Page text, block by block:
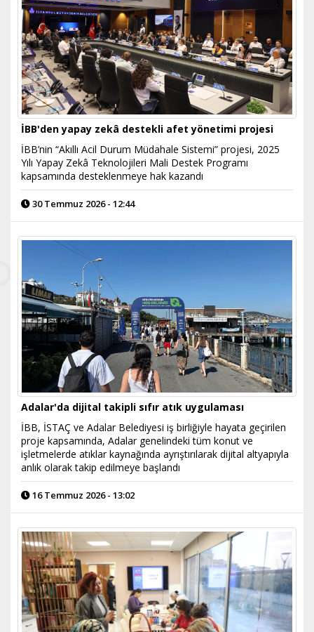
İBB'den yapay zekâ destekli afet yönetimi projesi
İBB’nin “Akıllı Acil Durum Müdahale Sistemi” projesi, 2025
Yılı Yapay Zekâ Teknolojileri Mali Destek Programı
kapsamında desteklenmeye hak kazandı
30 Temmuz 2026 - 12:44
Adalar'da dijital takipli sıfır atık uygulaması
İBB, İSTAÇ ve Adalar Belediyesi iş birliğiyle hayata geçirilen
proje kapsamında, Adalar genelindeki tüm konut ve
işletmelerde atıklar kaynağında ayrıştırılarak dijital altyapıyla
anlık olarak takip edilmeye başlandı
16 Temmuz 2026 - 13:02